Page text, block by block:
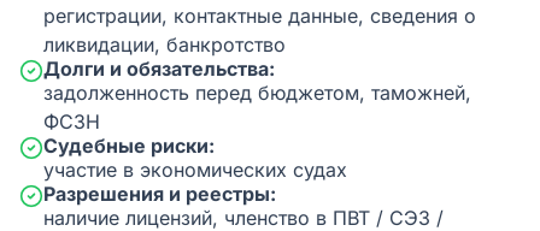
регистрации, контактные данные, сведения о
ликвидации, банкротство
Долги и обязательства:
задолженность перед бюджетом, таможней,
ФСЗН
Судебные риски:
участие в экономических судах
Разрешения и реестры:
наличие лицензий, членство в ПВТ / СЭЗ /